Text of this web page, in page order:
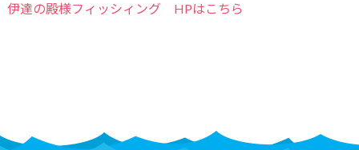
伊達の殿様フィッシィング HPはこちら